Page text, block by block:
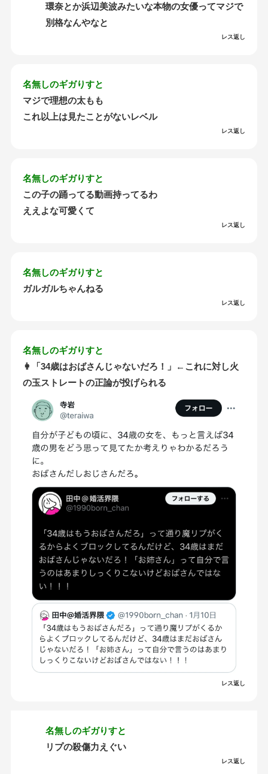
環奈とか浜辺美波みたいな本物の女優ってマジで
別格なんやなと
レス返し
名無しのギガりすと
マジで理想の太もも
これ以上は見たことがないレベル
レス返し
名無しのギガりすと
この子の踊ってる動画持ってるわ
ええよな可愛くて
レス返し
名無しのギガりすと
ガルガルちゃんねる
レス返し
名無しのギガりすと
👩「34歳はおばさんじゃないだろ！」←これに対し火
の玉ストレートの正論が投げられる
レス返し
名無しのギガりすと
リプの殺傷力えぐい
レス返し